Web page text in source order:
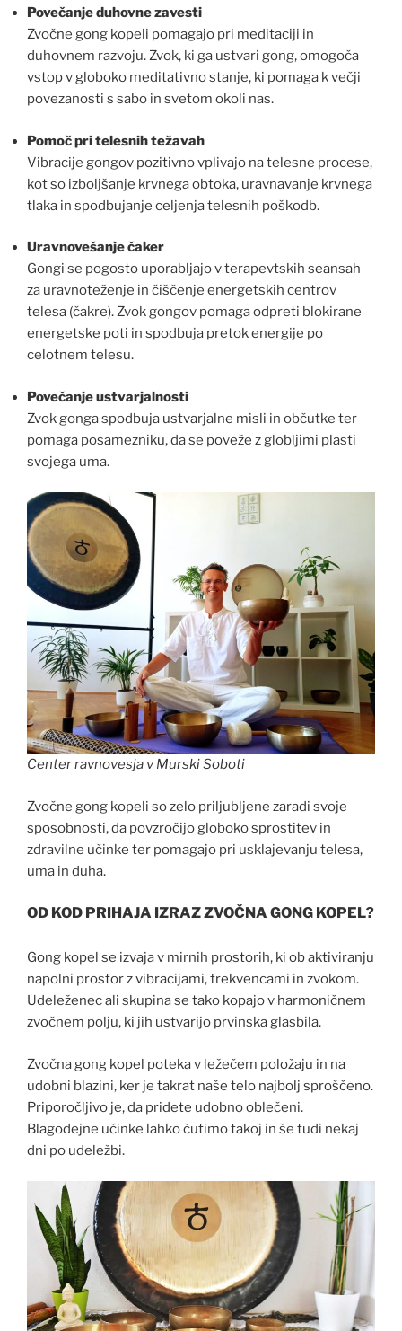
Povečanje duhovne zavesti
Zvočne gong kopeli pomagajo pri meditaciji in
duhovnem razvoju. Zvok, ki ga ustvari gong, omogoča
vstop v globoko meditativno stanje, ki pomaga k večji
povezanosti s sabo in svetom okoli nas.
Pomoč pri telesnih težavah
Vibracije gongov pozitivno vplivajo na telesne procese,
kot so izboljšanje krvnega obtoka, uravnavanje krvnega
tlaka in spodbujanje celjenja telesnih poškodb.
Uravnovešanje čaker
Gongi se pogosto uporabljajo v terapevtskih seansah
za uravnoteženje in čiščenje energetskih centrov
telesa (čakre). Zvok gongov pomaga odpreti blokirane
energetske poti in spodbuja pretok energije po
celotnem telesu.
Povečanje ustvarjalnosti
Zvok gonga spodbuja ustvarjalne misli in občutke ter
pomaga posamezniku, da se poveže z globljimi plasti
svojega uma.
Center ravnovesja v Murski Soboti
Zvočne gong kopeli so zelo priljubljene zaradi svoje
sposobnosti, da povzročijo globoko sprostitev in
zdravilne učinke ter pomagajo pri usklajevanju telesa,
uma in duha.
OD KOD PRIHAJA IZRAZ ZVOČNA GONG KOPEL?
Gong kopel se izvaja v mirnih prostorih, ki ob aktiviranju
napolni prostor z vibracijami, frekvencami in zvokom.
Udeleženec ali skupina se tako kopajo v harmoničnem
zvočnem polju, ki jih ustvarijo prvinska glasbila.
Zvočna gong kopel poteka v ležečem položaju in na
udobni blazini, ker je takrat naše telo najbolj sproščeno.
Priporočljivo je, da pridete udobno oblečeni.
Blagodejne učinke lahko čutimo takoj in še tudi nekaj
dni po udeležbi.